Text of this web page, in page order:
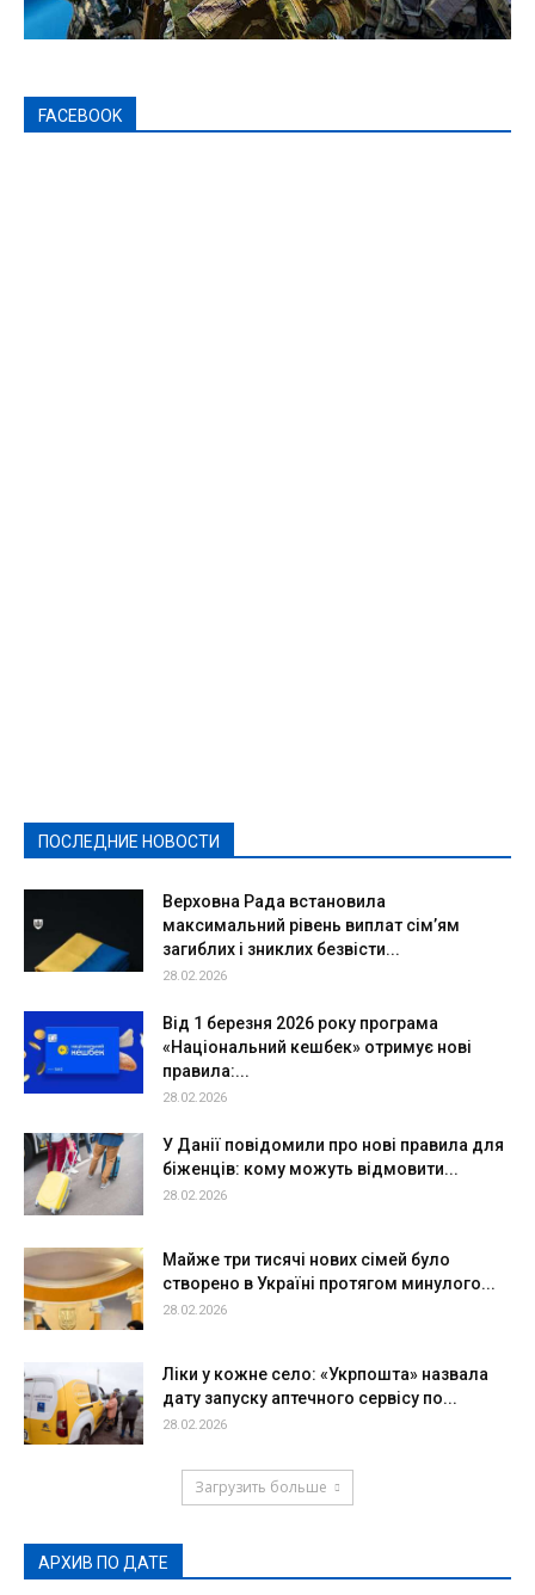
FACEBOOK
ПОСЛЕДНИЕ НОВОСТИ
Верховна Рада встановила
максимальний рівень виплат сім’ям
загиблих і зниклих безвісти...
28.02.2026
Від 1 березня 2026 року програма
«Національний кешбек» отримує нові
правила:...
28.02.2026
У Данії повідомили про нові правила для
біженців: кому можуть відмовити...
28.02.2026
Майже три тисячі нових сімей було
створено в Україні протягом минулого...
28.02.2026
Ліки у кожне село: «Укрпошта» назвала
дату запуску аптечного сервісу по...
28.02.2026
Загрузить больше
АРХИВ ПО ДАТЕ